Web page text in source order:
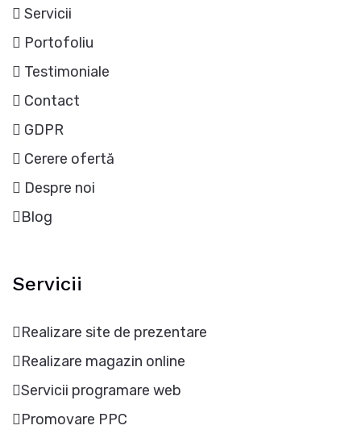
Servicii
Portofoliu
Testimoniale
Contact
GDPR
Cerere ofertă
Despre noi
Blog
Servicii
Realizare site de prezentare
Realizare magazin online
Servicii programare web
Promovare PPC